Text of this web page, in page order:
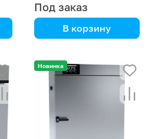
Под заказ
В корзину
удобное управление,
надежность
Новинка